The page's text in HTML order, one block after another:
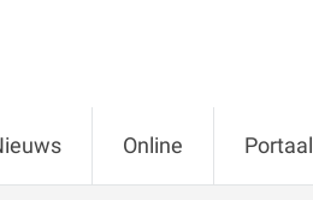
Online Portaal